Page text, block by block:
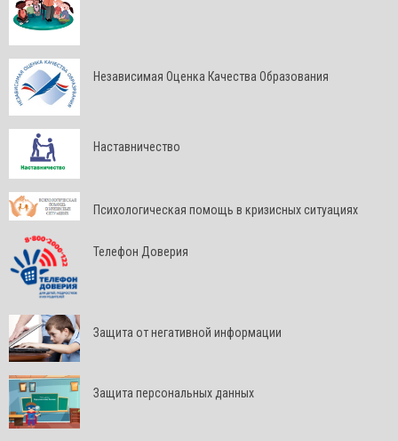
Независимая Оценка Качества Образования
Наставничество
Психологическая помощь в кризисных ситуациях
Телефон Доверия
Защита от негативной информации
Защита персональных данных